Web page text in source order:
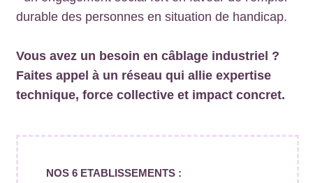
durable des personnes en situation de handicap.
Vous avez un besoin en câblage industriel ?
Faites appel à un réseau qui allie expertise
technique, force collective et impact concret.
NOS 6 ETABLISSEMENTS :